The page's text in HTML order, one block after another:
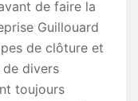
de faire la
Guillouard
de clôture et
de divers
toujours